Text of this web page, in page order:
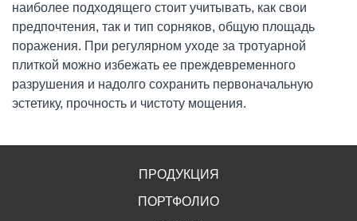
наиболее подходящего стоит учитывать, как свои
предпочтения, так и тип сорняков, общую площадь
поражения. При регулярном уходе за тротуарной
плиткой можно избежать ее преждевременного
разрушения и надолго сохранить первоначальную
эстетику, прочность и чистоту мощения.
ПРОДУКЦИЯ
ПОРТФОЛИО